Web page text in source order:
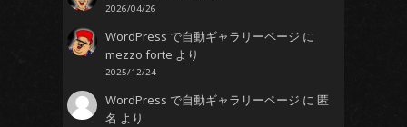
2026/04/26
WordPress で自動ギャラリーページ に
mezzo forte より
2025/12/24
WordPress で自動ギャラリーページ に匿
名 より